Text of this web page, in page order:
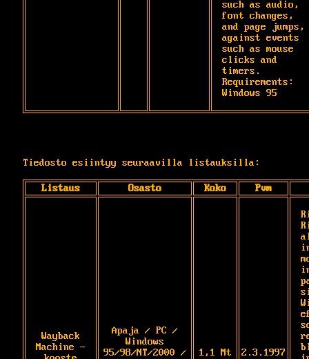
such as audio,
font changes,
and page jumps,
against events
such as mouse
clicks and
timers.
Requirements:
Windows 95
Tiedosto esiintyy seuraavilla listauksilla:
Listaus Osasto Koko Pvm
Wayback
Machine -
Apaja / PC /
Windows
95/98/NT/2000 /
1,1 Mt 2.3.1997